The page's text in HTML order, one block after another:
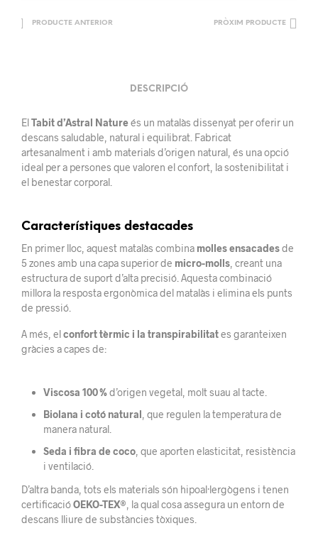
PRODUCTE ANTERIOR PRÒXIM PRODUCTE
DESCRIPCIÓ
ElTabit d’Astral Natureés un matalàs dissenyat per oferir un
descans saludable, natural i equilibrat. Fabricat
artesanalment i amb materials d’origen natural, és una opció
ideal per a persones que valoren el confort, la sostenibilitat i
el benestar corporal.
Característiques destacades
En primer lloc, aquest matalàs combina molles ensacadesde
5 zones amb una capa superior de micro-molls , creant una
estructura de suport d’alta precisió. Aquesta combinació
millora la resposta ergonòmica del matalàs i elimina els punts
de pressió.
A més, elconfort tèrmic i la transpirabilitates garanteixen
gràcies a capes de:
Viscosa 100 %d’origen vegetal, molt suau al tacte.
Biolana i cotó natural , que regulen la temperatura de
manera natural.
Seda i fibra de coco, que aporten elasticitat, resistència
i ventilació.
D’altra banda, tots els materials són hipoal·lergògens i tenen
certificacióOEKO-TEX® , la qual cosa assegura un entorn de
descans lliure de substàncies tòxiques.